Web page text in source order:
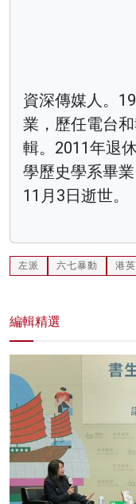
資深傳媒人。
業，歷任電台
輯。2011年退
學歷史學系畢
11月3日逝世。
左派 六七暴動 港
編輯精選